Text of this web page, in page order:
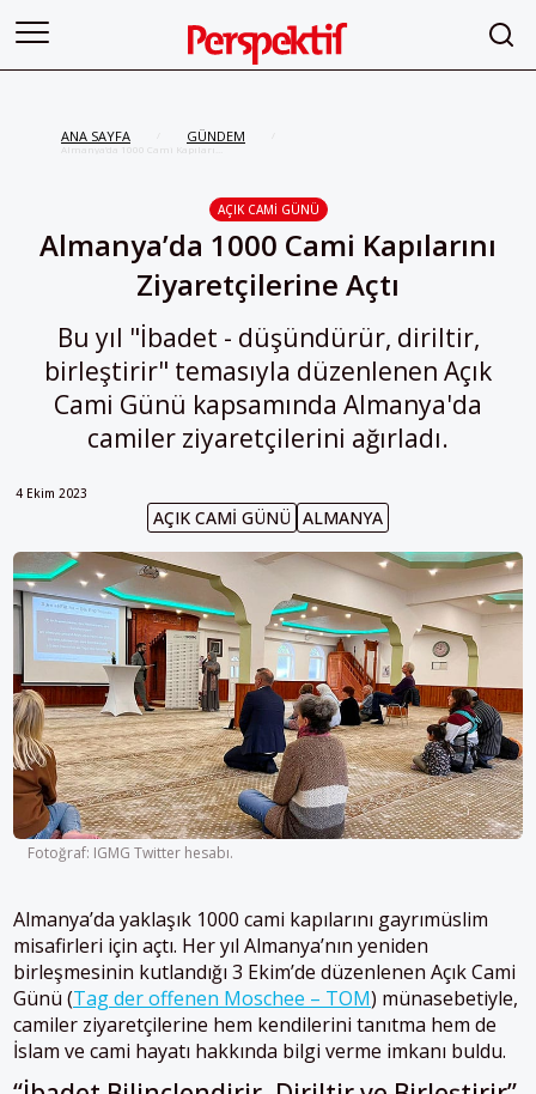
ANA SAYFA GÜNDEM
Almanya’da 1000 Cami Kapılarını
AÇIK CAMI GÜNÜ
Almanya’da 1000 Cami Kapılarını
Ziyaretçilerine Açtı
Bu yıl "İbadet - düşündürür, diriltir,
birleştirir" temasıyla düzenlenen Açık
Cami Günü kapsamında Almanya'da
camiler ziyaretçilerini ağırladı.
4 Ekim 2023
AÇIK CAMI GÜNÜ ALMANYA
Fotoğraf: IGMG Twitter hesabı.
Almanya’da yaklaşık 1000 cami kapılarını gayrımüslim
misafirleri için açtı. Her yıl Almanya’nın yeniden
birleşmesinin kutlandığı 3 Ekim’de düzenlenen Açık Cami
Günü (Tag der offenen Moschee – TOM) münasebetiyle,
camiler ziyaretçilerine hem kendilerini tanıtma hem de
İslam ve cami hayatı hakkında bilgi verme imkanı buldu.